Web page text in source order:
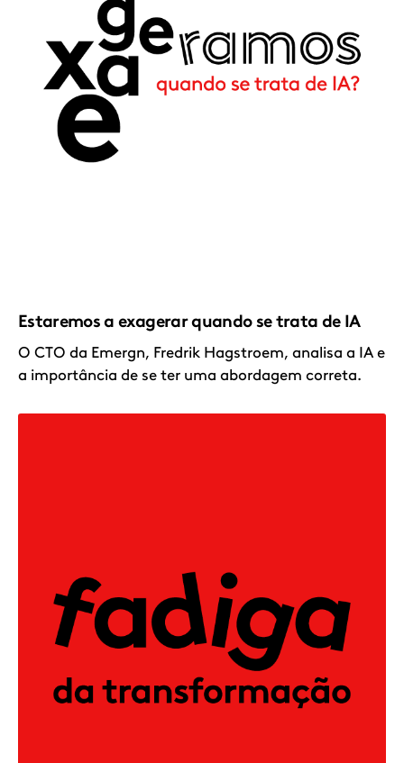
Estaremos a exagerar quando se trata de IA
O CTO da Emergn, Fredrik Hagstroem, analisa a IA e
a importância de se ter uma abordagem correta.